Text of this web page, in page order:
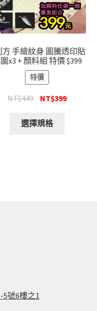
方 手繪紋身 圖騰透印貼
x3 + 顏料組 特價 $399
特價
NT$449 NT$399
選擇規格
5號6樓之1